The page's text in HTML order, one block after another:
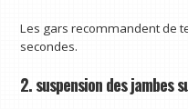
Les gars recommandent de
secondes.
2. suspension des jambes